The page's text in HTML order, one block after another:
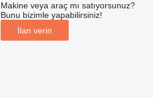
Makine veya araç mı satıyorsunuz?
Bunu bizimle yapabilirsiniz!
İlan verin